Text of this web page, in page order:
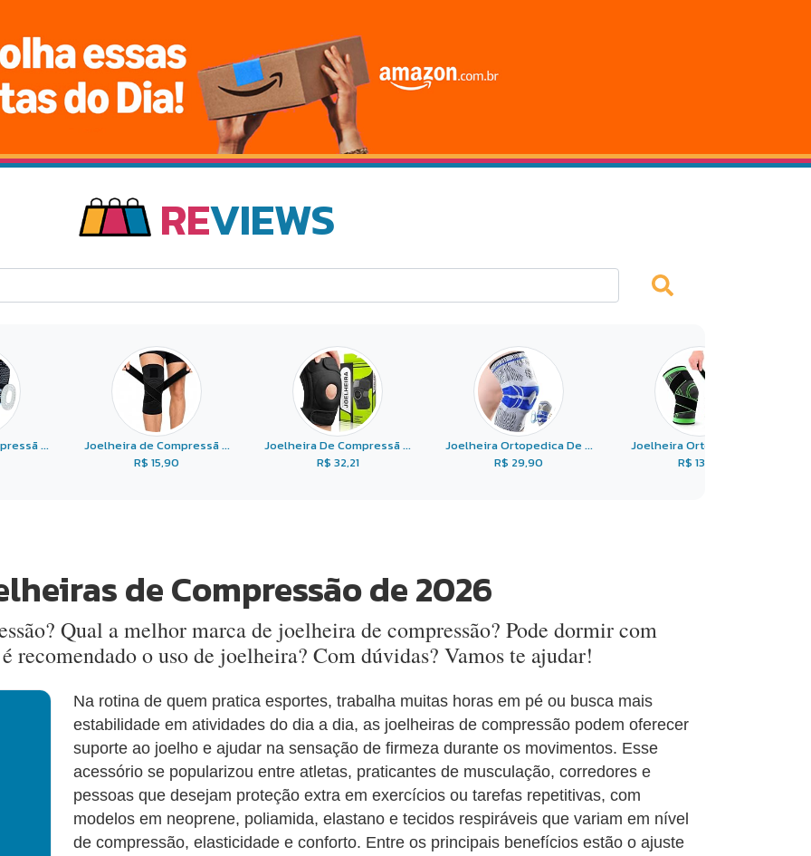
REVIEWS
...
Joelheira de Compressã ...
R$ 15,90
Joelheira De Compressã ...
R$ 32,21
Joelheira Ortopedica De ...
R$ 29,90
Joelheira Ortopédica E ...
R$ 13,36
de Compressão de 2026
Qual a melhor marca de joelheira de compressão? Pode dormir com
recomendado o uso de joelheira? Com dúvidas? Vamos te ajudar!
Na rotina de quem pratica esportes, trabalha muitas horas em pé ou busca mais
estabilidade em atividades do dia a dia, as joelheiras de compressão podem oferecer
suporte ao joelho e ajudar na sensação de firmeza durante os movimentos. Esse
acessório se popularizou entre atletas, praticantes de musculação, corredores e
pessoas que desejam proteção extra em exercícios ou tarefas repetitivas, com
modelos em neoprene, poliamida, elastano e tecidos respiráveis que variam em nível
de compressão, elasticidade e conforto. Entre os principais benefícios estão o ajuste